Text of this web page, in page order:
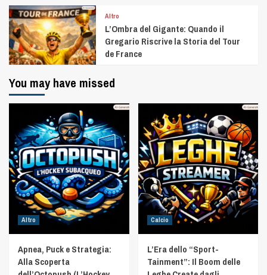
Altro
L’Ombra del Gigante: Quando il
Gregario Riscrive la Storia del Tour
de France
You may have missed
Altro
Apnea, Puck e Strategia:
Alla Scoperta
Calcio
L’Era dello “Sport-
Tainment”: Il Boom delle